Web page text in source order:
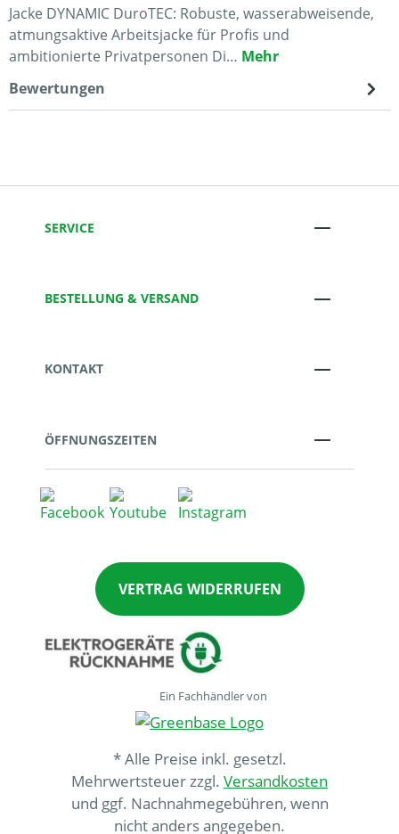
Jacke DYNAMIC DuroTEC: Robuste, wasserabweisende,
atmungsaktive Arbeitsjacke für Profis und
ambitionierte Privatpersonen Di… Mehr
Bewertungen
SERVICE
BESTELLUNG & VERSAND
KONTAKT
ÖFFNUNGSZEITEN
VERTRAG WIDERRUFEN
Ein Fachhändler von
* Alle Preise inkl. gesetzl.
Mehrwertsteuer zzgl. Versandkosten
und ggf. Nachnahmegebühren, wenn
nicht anders angegeben.